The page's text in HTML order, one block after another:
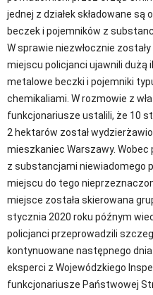
jednej z działek składowane
beczek i pojemników z
W sprawie niezwłocznie
miejscu policjanci ujawnili dużą
metalowe beczki i pojemniki
chemikaliami. W rozmowie z
funkcjonariusze ustalili, że 10
2 hektarów został
mieszkaniec Warszawy. Wobec
z substancjami niewiadomego
miejscu do tego
miejsce została skierowana
stycznia 2020 roku późnym
policjanci przeprowadzili
kontynuowane następnego
eksperci z Wojewódzkiego
funkcjonariusze Państwowej